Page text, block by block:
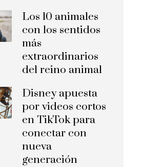
Los 10 animales
con los sentidos
más
extraordinarios
del reino animal
Disney apuesta
por videos cortos
en TikTok para
conectar con
nueva
generación